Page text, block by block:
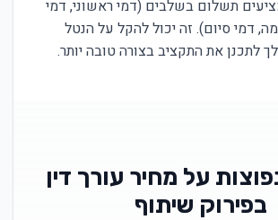
תשלום בשלבים (דמי ראשוני, דמי
דמי סיום). זה יכול להקל על הנטל
לתכנן את התקציב בצורה טובה יותר.
על מחיר עורך דין
בפירוק שיתוף